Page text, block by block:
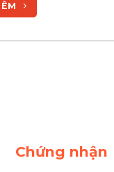
Chứng nhận